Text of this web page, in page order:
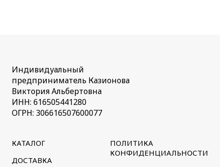
Индивидуальный
предприниматель Казионова
Виктория Альбертовна
ИНН: 616505441280
ОГРН: 306616507600077
КАТАЛОГ
ДОСТАВКА
ПОЛИТИКА
КОНФИДЕНЦИАЛЬНОСТИ